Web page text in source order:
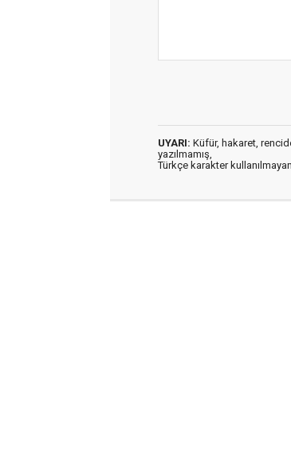
UYARI: Küfür, hakaret,
yazılmamış,
Türkçe karakter